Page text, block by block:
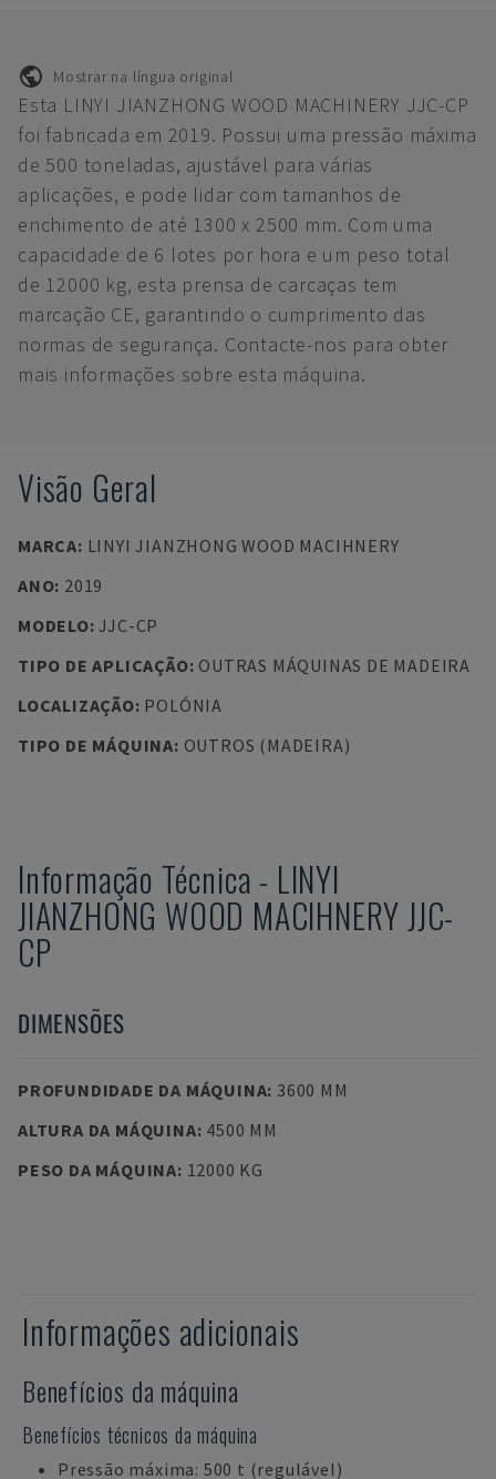
Mostrar na língua original
Esta LINYI JIANZHONG WOOD MACHINERY JJC-CP
foi fabricada em 2019. Possui uma pressão máxima
de 500 toneladas, ajustável para várias
aplicações, e pode lidar com tamanhos de
enchimento de até 1300 x 2500 mm. Com uma
capacidade de 6 lotes por hora e um peso total
de 12000 kg, esta prensa de carcaças tem
marcação CE, garantindo o cumprimento das
normas de segurança. Contacte-nos para obter
mais informações sobre esta máquina.
Visão Geral
MARCA: LINYI JIANZHONG WOOD MACIHNERY
ANO: 2019
MODELO:JJC-CP
TIPO DE APLICAÇÃO: OUTRAS MÁQUINAS DE MADEIRA
LOCALIZAÇÃO: POLÓNIA
TIPO DE MÁQUINA: OUTROS (MADEIRA)
Informação Técnica - LINYI
JIANZHONG WOOD MACIHNERYJJC-
CP
DIMENSÕES
PROFUNDIDADE DA MÁQUINA: 3600 MM
ALTURA DA MÁQUINA: 4500 MM
PESO DA MÁQUINA: 12000 KG
Informações adicionais
Benefícios da máquina
Benefícios técnicos da máquina
Pressão máxima: 500 t (regulável)